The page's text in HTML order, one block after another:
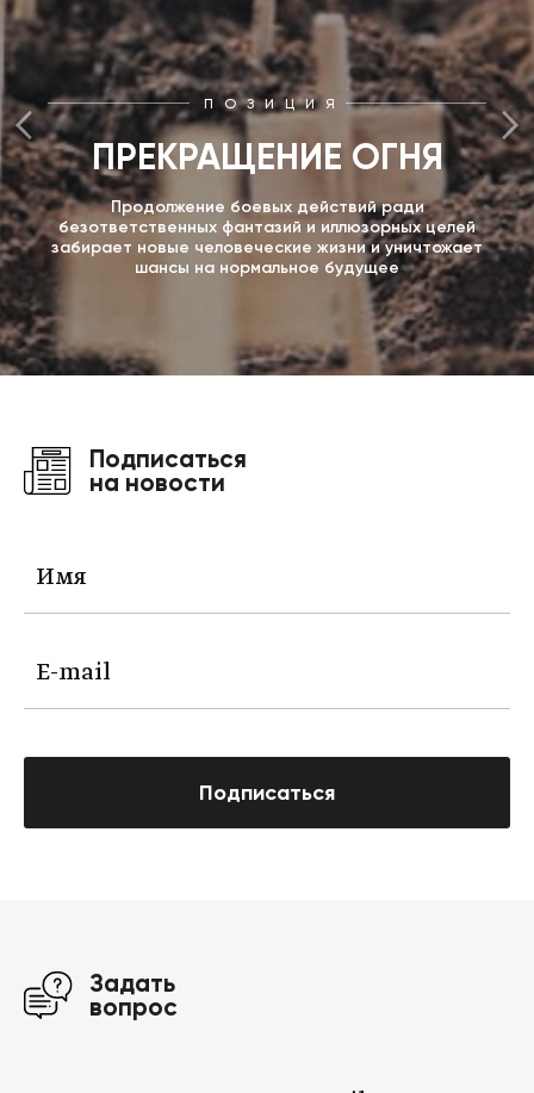
ПОЗИЦИЯ
ПРЕКРАЩЕНИЕ ОГНЯ
Продолжение боевых действий ради
безответственных фантазий и иллюзорных целей
забирает новые человеческие жизни и уничтожает
шансы на нормальное будущее
Подписаться
на новости
Подписаться
Задать
вопрос